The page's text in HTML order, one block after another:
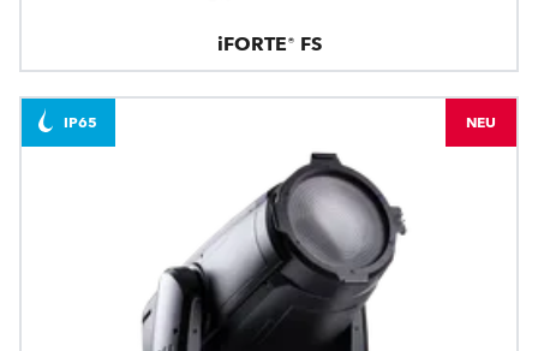
iFORTE® FS
IP65 NEU